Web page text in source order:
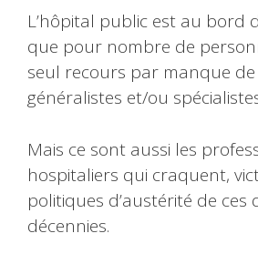
L’hôpital public est au bord
que pour nombre de
seul recours par manque de
généralistes et/ou
Mais ce sont aussi les
hospitaliers qui craquent,
politiques d’austérité de ces
décennies.